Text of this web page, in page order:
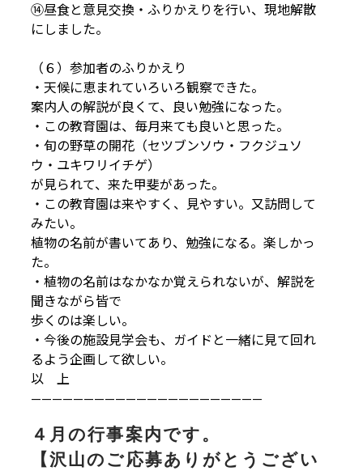
⑭昼食と意見交換・ふりかえりを行い、現地解散
にしました。
（６）参加者のふりかえり
・天候に恵まれていろいろ観察できた。
案内人の解説が良くて、良い勉強になった。
・この教育園は、毎月来ても良いと思った。
・旬の野草の開花（セツブンソウ・フクジュソ
ウ・ユキワリイチゲ）
が見られて、来た甲斐があった。
・この教育園は来やすく、見やすい。又訪問して
みたい。
植物の名前が書いてあり、勉強になる。楽しかっ
た。
・植物の名前はなかなか覚えられないが、解説を
聞きながら皆で
歩くのは楽しい。
・今後の施設見学会も、ガイドと一緒に見て回れ
るよう企画して欲しい。
以 上
——————————————————————
４月の行事案内です。
【沢山のご応募ありがとうござい